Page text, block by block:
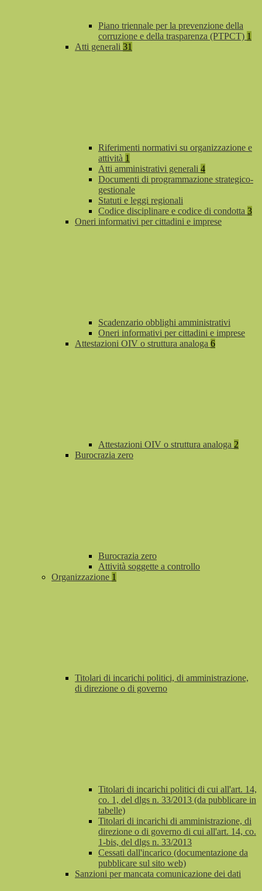
Piano triennale per la prevenzione della
corruzione e della trasparenza (PTPCT) 1
Atti generali 31
Riferimenti normativi su organizzazione e
attività 1
Atti amministrativi generali 4
Documenti di programmazione strategico-
gestionale
Statuti e leggi regionali
Codice disciplinare e codice di condotta 3
Oneri informativi per cittadini e imprese
Scadenzario obblighi amministrativi
Oneri informativi per cittadini e imprese
Attestazioni OIV o struttura analoga 6
Attestazioni OIV o struttura analoga 2
Burocrazia zero
Burocrazia zero
Attività soggette a controllo
Organizzazione 1
Titolari di incarichi politici, di amministrazione,
di direzione o di governo
Titolari di incarichi politici di cui all'art. 14,
co. 1, del dlgs n. 33/2013 (da pubblicare in
tabelle)
Titolari di incarichi di amministrazione, di
direzione o di governo di cui all'art. 14, co.
1-bis, del dlgs n. 33/2013
Cessati dall'incarico (documentazione da
pubblicare sul sito web)
Sanzioni per mancata comunicazione dei dati